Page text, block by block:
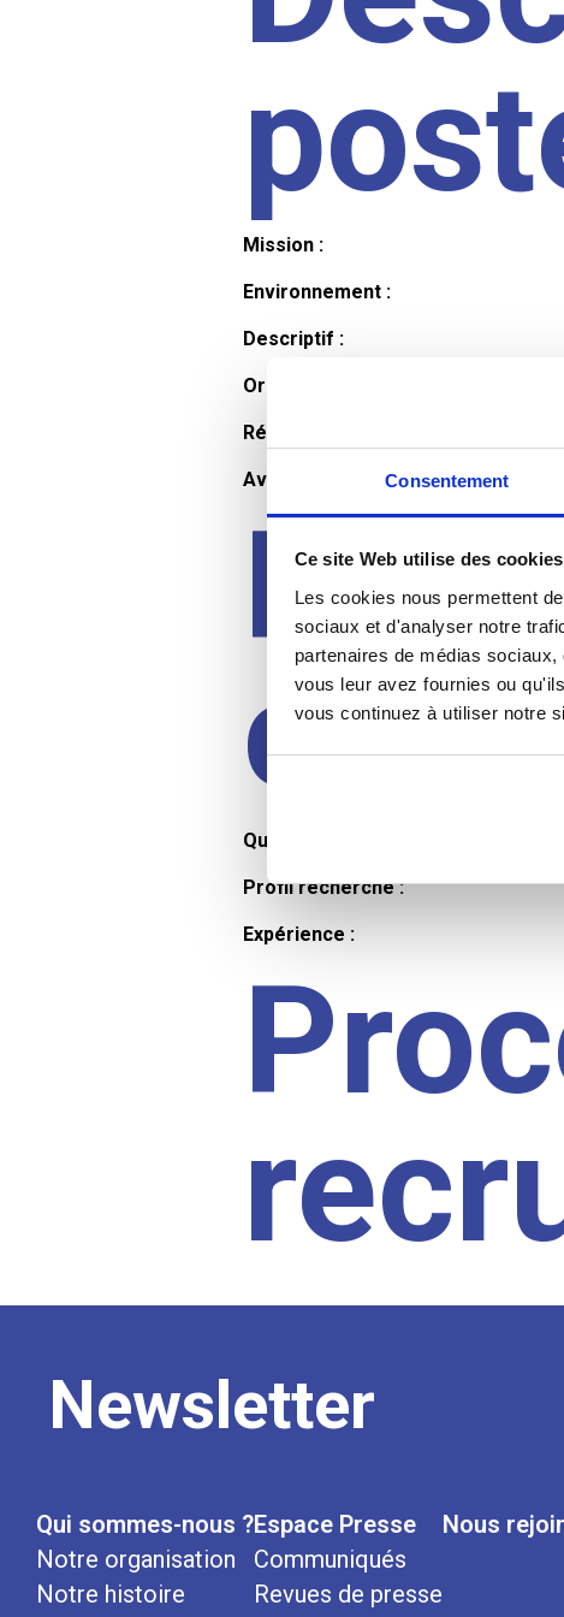
Consentement
Ce site Web utilise des cookies
Les cookies nous permettent
sociaux et d'analyser notre
partenaires de médias
vous leur avez fournies ou
vous continuez à utiliser notre
Mission :
Environnement :
Descriptif :
Organisation et horaires :
Rémunération :
Avantages :
Qualifications et diplômes :
Profil recherché :
Expérience :
Newsletter
Qui sommes-nous ?
Notre organisation
Notre histoire
Espace Presse
Communiqués
Revues de presse
Nous